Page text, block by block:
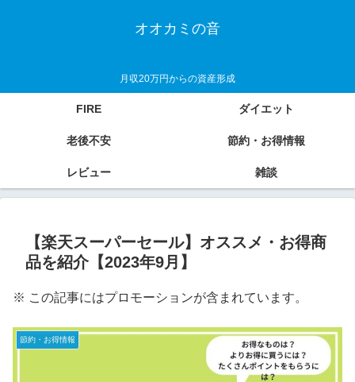
オオカミの音
月収20万円からの資産形成
FIRE ダイエット
老後不安 節約・お得情報
レビュー 雑談
【楽天スーパーセール】オススメ・お得商
品を紹介【2023年9月】
※ この記事にはプロモーションが含まれています。
節約・お得情報